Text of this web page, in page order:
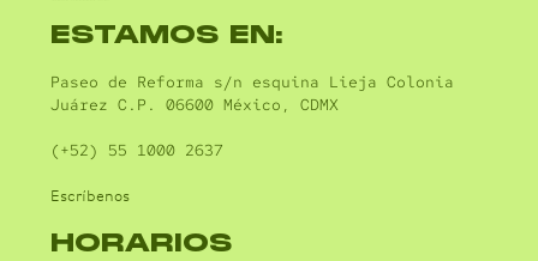
ESTAMOS EN:
Paseo de Reforma s/n esquina Lieja Colonia
Juárez C.P. 06600 México, CDMX
(+52) 55 1000 2637
Escríbenos
HORARIOS